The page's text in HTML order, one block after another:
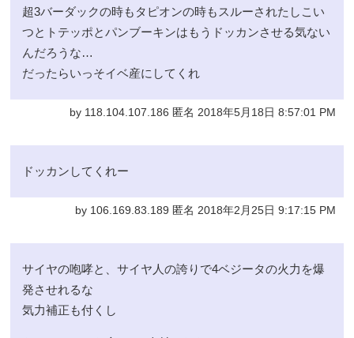
超3バーダックの時もタピオンの時もスルーされたしこい
つとトテッポとパンブーキンはもうドッカンさせる気ない
んだろうな…
だったらいっそイベ産にしてくれ
by 118.104.107.186 匿名 2018年5月18日 8:57:01 PM
ドッカンしてくれー
by 106.169.83.189 匿名 2018年2月25日 9:17:15 PM
サイヤの咆哮と、サイヤ人の誇りで4ベジータの火力を爆
発させれるな
気力補正も付くし